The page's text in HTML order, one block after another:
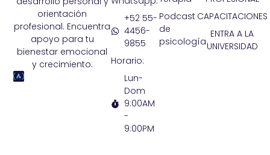
orientación
profesional. Encuentra
apoyo para tu
bienestar emocional
y crecimiento.
CAPACITACIONES
ENTRA A LA
UNIVERSIDAD
Podcast
de
psicología
+52 55-
4456-
9855
Horario:
Lun-
Dom
9:00AM
-
9:00PM